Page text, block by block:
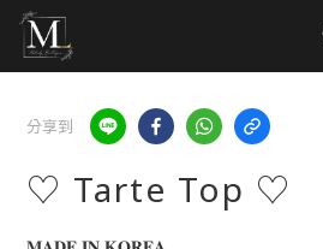
分享到
♡ Tarte Top ♡